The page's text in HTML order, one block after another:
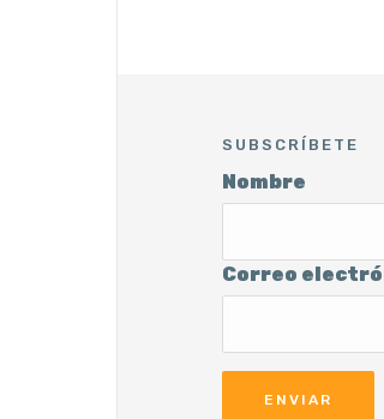
SUBSCRÍBETE
Nombre
Correo